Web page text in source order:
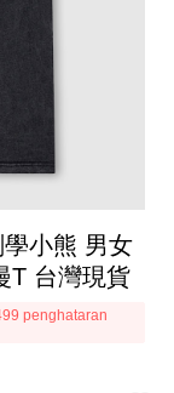
小熊 男女
T 台灣現貨
penghataran